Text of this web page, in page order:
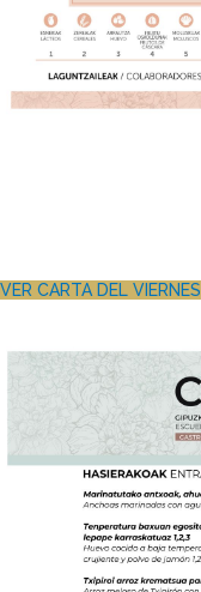
VER CARTA DEL VIERNES